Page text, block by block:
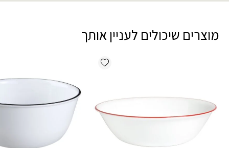
מוצרים שיכולים לעניין אותך
Add wishlist